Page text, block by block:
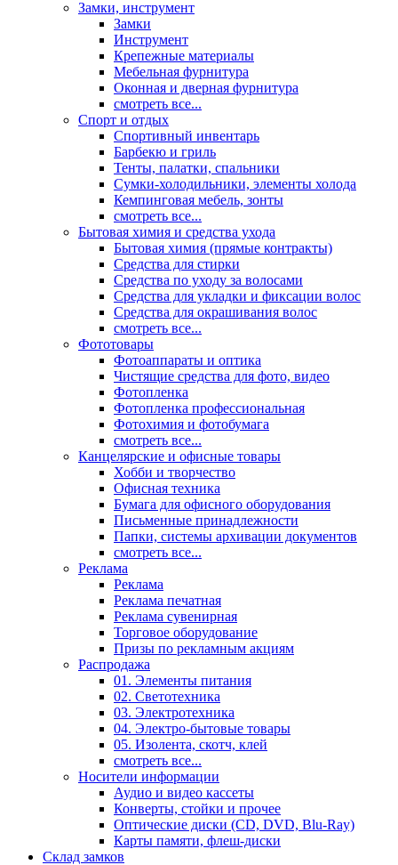
Замки, инструмент
Замки
Инструмент
Крепежные материалы
Мебельная фурнитура
Оконная и дверная фурнитура
смотреть все...
Спорт и отдых
Спортивный инвентарь
Барбекю и гриль
Тенты, палатки, спальники
Сумки-холодильники, элементы холода
Кемпинговая мебель, зонты
смотреть все...
Бытовая химия и средства ухода
Бытовая химия (прямые контракты)
Средства для стирки
Средства по уходу за волосами
Средства для укладки и фиксации волос
Средства для окрашивания волос
смотреть все...
Фототовары
Фотоаппараты и оптика
Чистящие средства для фото, видео
Фотопленка
Фотопленка профессиональная
Фотохимия и фотобумага
смотреть все...
Канцелярские и офисные товары
Хобби и творчество
Офисная техника
Бумага для офисного оборудования
Письменные принадлежности
Папки, системы архивации документов
смотреть все...
Реклама
Реклама
Реклама печатная
Реклама сувенирная
Торговое оборудование
Призы по рекламным акциям
Распродажа
01. Элементы питания
02. Светотехника
03. Электротехника
04. Электро-бытовые товары
05. Изолента, скотч, клей
смотреть все...
Носители информации
Аудио и видео кассеты
Конверты, стойки и прочее
Оптические диски (CD, DVD, Blu-Ray)
Карты памяти, флеш-диски
Склад замков